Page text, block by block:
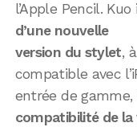
l’Apple Pencil.
d’une nouvelle
version du stylet,
compatible avec
entrée de gamme,
compatibilité de la